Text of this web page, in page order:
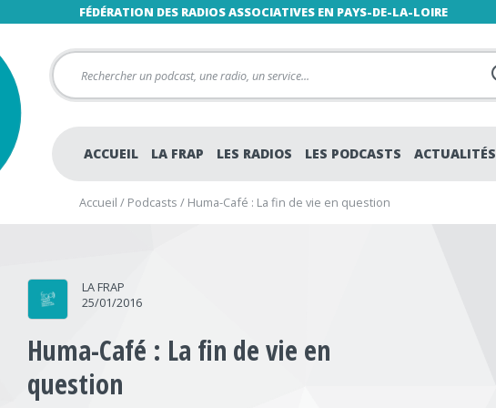
FÉDÉRATION DES RADIOS ASSOCIATIVES EN PAYS-DE-LA-LOIRE
ACCUEIL LA FRAP LES RADIOS LES PODCASTS ACTUALITÉS
Accueil / Podcasts / Huma-Café : La fin de vie en question
LA FRAP
25/01/2016
Huma-Café : La fin de vie en
question